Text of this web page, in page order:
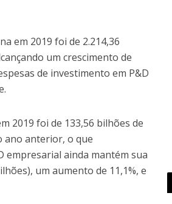
em 2019 foi de 2.214,36
um crescimento de
de investimento em P&D
2019 foi de 133,56 bilhões de
ano anterior, o que
empresarial ainda mantém sua
um aumento de 11,1%, e